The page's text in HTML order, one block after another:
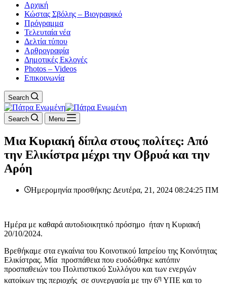
Αρχική
Κώστας Σβόλης – Βιογραφικό
Πρόγραμμα
Τελευταία νέα
Δελτία τύπου
Αρθρογραφία
Δημοτικές Εκλογές
Photos – Videos
Επικοινωνία
Search
Search Menu
Μια Κυριακή δίπλα στους πολίτες: Από
την Ελικίστρα μέχρι την Οβρυά και την
Αρόη
Ημερομηνία προσθήκης: Δευτέρα, 21, 2024 08:24:25 ΠΜ
Ημέρα με καθαρά αυτοδιοικητικό πρόσημο ήταν η Κυριακή
20/10/2024.
Βρεθήκαμε στα εγκαίνια του Κοινοτικού Ιατρείου της Κοινότητας
Ελικίστρας. Μία προσπάθεια που ευοδώθηκε κατόπιν
προσπαθειών του Πολιτιστικού Συλλόγου και των ενεργών
κατοίκων της περιοχής σε συνεργασία με την 6η ΥΠΕ και το